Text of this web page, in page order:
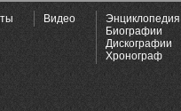
Видео
Энциклопедия
Биографии
Дискографии
Хронограф